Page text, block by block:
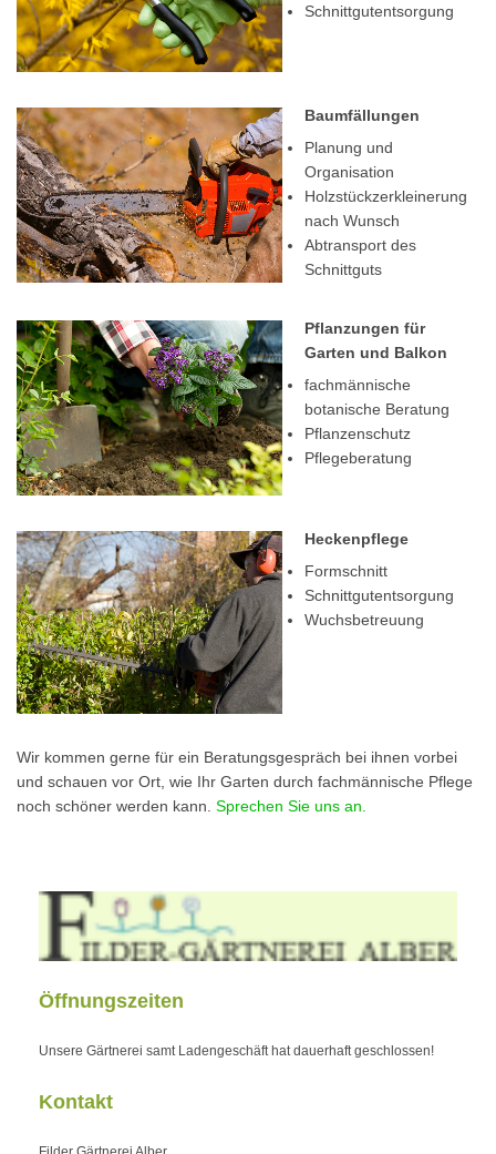
Schnittgutentsorgung
Baumfällungen
Planung und
Organisation
Holzstückzerkleinerung
nach Wunsch
Abtransport des
Schnittguts
Pflanzungen für
Garten und Balkon
fachmännische
botanische Beratung
Pflanzenschutz
Pflegeberatung
Heckenpflege
Formschnitt
Schnittgutentsorgung
Wuchsbetreuung
Wir kommen gerne für ein Beratungsgespräch bei ihnen vorbei
und schauen vor Ort, wie Ihr Garten durch fachmännische Pflege
noch schöner werden kann. Sprechen Sie uns an.
Öffnungszeiten
Unsere Gärtnerei samt Ladengeschäft hat dauerhaft geschlossen!
Kontakt